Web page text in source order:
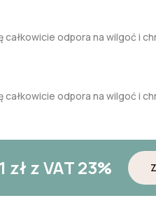
odpora na wilgoć i
odpora na wilgoć i
zł z VAT 23%